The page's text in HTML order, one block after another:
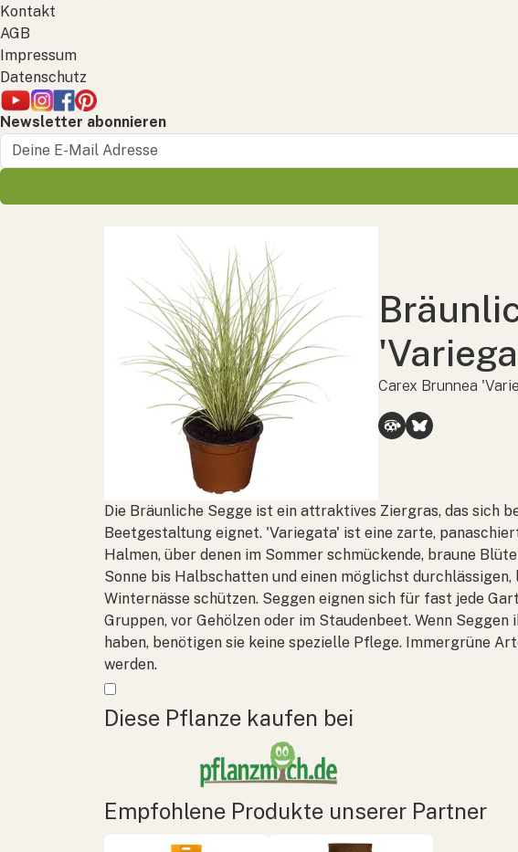
Kontakt
AGB
Impressum
Datenschutz
Newsletter abonnieren
Carex Brunnea
Die Bräunliche Segge ist ein attraktives Ziergras, das sich
Beetgestaltung eignet. 'Variegata' ist eine zarte,
Halmen, über denen im Sommer schmückende, braune
Sonne bis Halbschatten und einen möglichst
Winternässe schützen. Seggen eignen sich für fast jede
Gruppen, vor Gehölzen oder im Staudenbeet. Wenn
haben, benötigen sie keine spezielle Pflege. Immergrüne
werden.
Mehr anzeigen
Diese Pflanze kaufen bei
Empfohlene Produkte unserer Partner